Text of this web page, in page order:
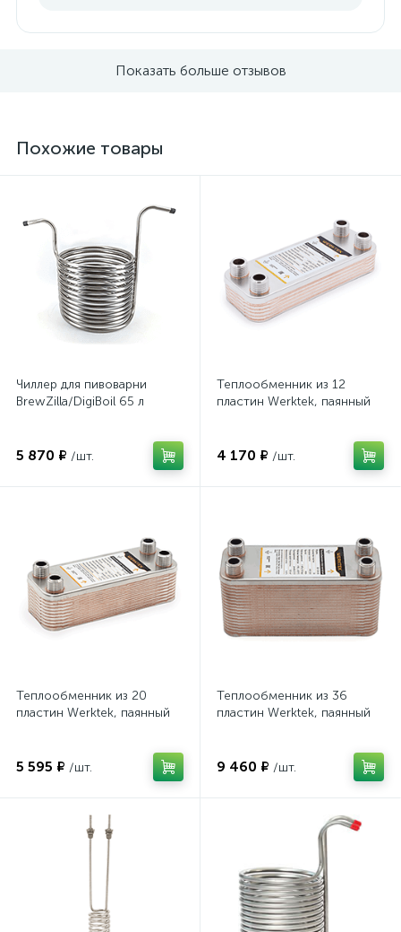
Показать больше отзывов
Похожие товары
Чиллер для пивоварни
BrewZilla/DigiBoil 65 л
5 870 ₽ /шт.
Теплообменник из 12
пластин Werktek, паянный
4 170 ₽ /шт.
Теплообменник из 20
пластин Werktek, паянный
5 595 ₽ /шт.
Теплообменник из 36
пластин Werktek, паянный
9 460 ₽ /шт.